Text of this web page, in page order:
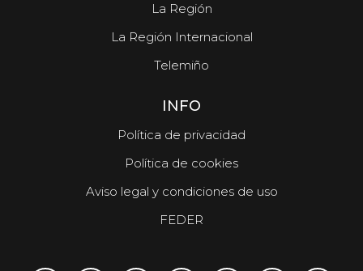
La Región
La Región Internacional
Telemiño
INFO
Política de privacidad
Política de cookies
Aviso legal y condiciones de uso
FEDER